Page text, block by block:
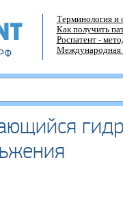
Терминология и
Как получить
Роспатент -
Международная